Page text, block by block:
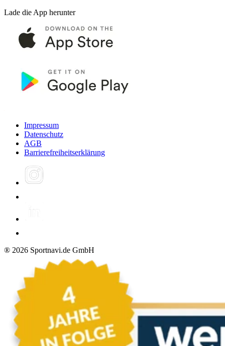
Lade die App herunter
Impressum
Datenschutz
AGB
Barrierefreiheitserklärung
® 2026 Sportnavi.de GmbH